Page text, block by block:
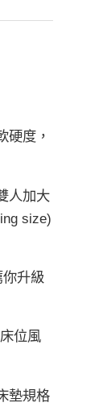
硬度，
人加大
size)
升級
位風
墊規格